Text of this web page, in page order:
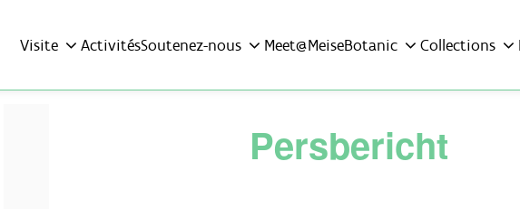
Visite ActivitésSoutenez-nous Meet@MeiseBotanic Collections
Persbericht